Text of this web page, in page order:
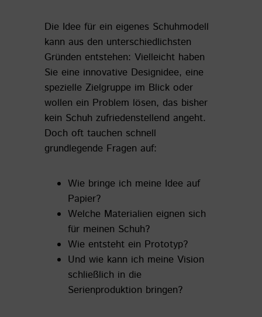
Die Idee für ein eigenes Schuhmodell
kann aus den unterschiedlichsten
Gründen entstehen: Vielleicht haben
Sie eine innovative Designidee, eine
spezielle Zielgruppe im Blick oder
wollen ein Problem lösen, das bisher
kein Schuh zufriedenstellend angeht.
Doch oft tauchen schnell
grundlegende Fragen auf:
Wie bringe ich meine Idee auf
Papier?
Welche Materialien eignen sich
für meinen Schuh?
Wie entsteht ein Prototyp?
Und wie kann ich meine Vision
schließlich in die
Serienproduktion bringen?